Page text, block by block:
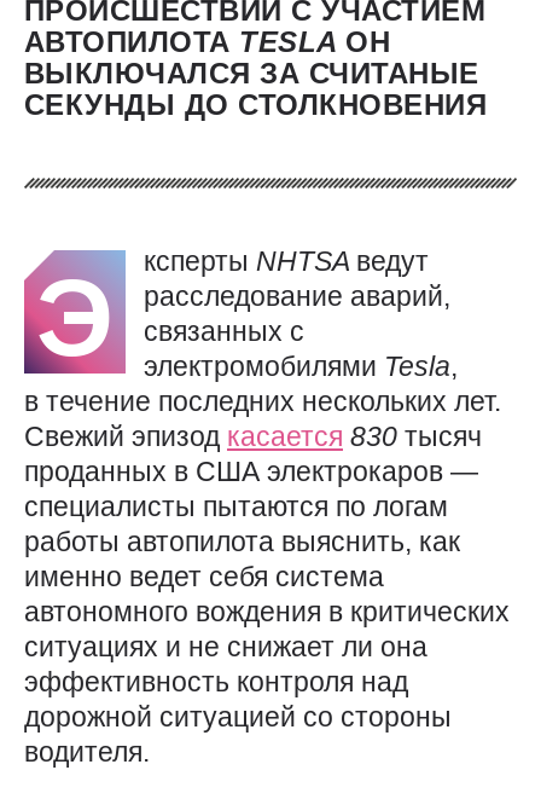
ПРОИСШЕСТВИЙ С УЧАСТИЕМ
АВТОПИЛОТА TESLA ОН
ВЫКЛЮЧАЛСЯ ЗА СЧИТАНЫЕ
СЕКУНДЫ ДО СТОЛКНОВЕНИЯ
Э ксперты NHTSA ведут
расследование аварий,
связанных с
электромобилями Tesla,
в течение последних нескольких лет.
Свежий эпизод касается 830 тысяч
проданных в США электрокаров —
специалисты пытаются по логам
работы автопилота выяснить, как
именно ведет себя система
автономного вождения в критических
ситуациях и не снижает ли она
эффективность контроля над
дорожной ситуацией со стороны
водителя.